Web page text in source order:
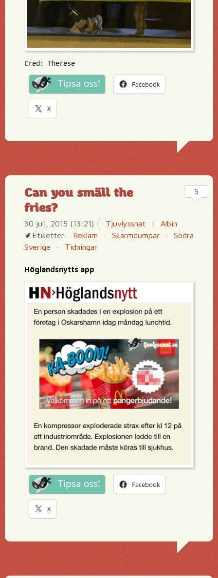
Cred: Therese
Tipsa oss! Facebook
X
Can you smäll the
fries?
30 juli, 2015 (13:21) | Tjuvlyssnat |
Albin
Etiketter:
Reklam · Skärmdumpar ·
Södra
Sverige
· Tidningar
Höglandsnytts app
Tipsa oss! Facebook
X
5